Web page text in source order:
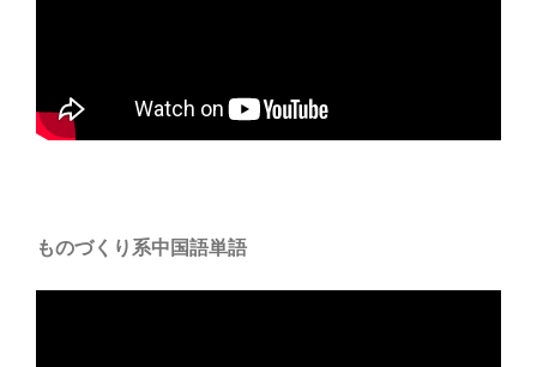
ものづくり系中国語単語